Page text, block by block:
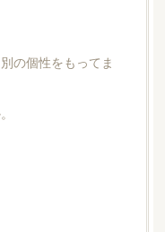
の個性をもってま